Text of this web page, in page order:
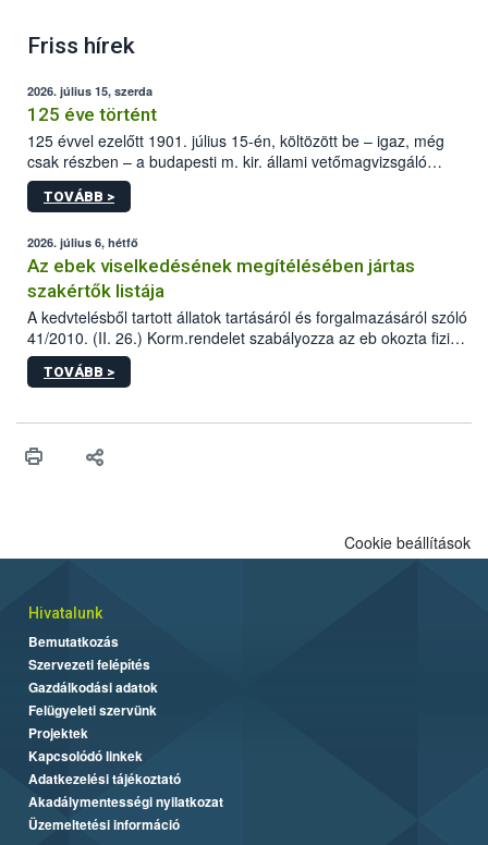
Friss hírek
2026. július 15, szerda
125 éve történt
125 évvel ezelőtt 1901. július 15-én, költözött be – igaz, még
csak részben – a budapesti m. kir. állami vetőmagvizsgáló
állomás a Kis Rókus utca 15. szám alatti, Czigler Győző által
tervezett új épületébe.
TOVÁBB >
2026. július 6, hétfő
Az ebek viselkedésének megítélésében jártas
szakértők listája
A kedvtelésből tartott állatok tartásáról és forgalmazásáról szóló
41/2010. (II. 26.) Korm.rendelet szabályozza az eb okozta fizikai
sérülés, illetve ennek veszélye keletkezésekor felmerülő
hatósági feladatokat, valamint a veszélyes eb tartását és annak
vonni az ebek viselkedésének megítélésében jártas szakértőt.
TOVÁBB >
Cookie beállítások
Hivatalunk
Bemutatkozás
Szervezeti felépítés
Gazdálkodási adatok
Felügyeleti szervünk
Projektek
Kapcsolódó linkek
Adatkezelési tájékoztató
Akadálymentességi nyilatkozat
Üzemeltetési információ